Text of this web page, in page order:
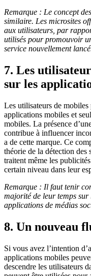
Remarque : Le concept
similaire. Les microsites
aux utilisateurs, par
utilisés pour promouvoir
service nouvellement
7. Les
sur les
Les utilisateurs de mobiles
applications mobiles et
mobiles. La présence
contribue à influencer
a de cette marque. Ce
théorie de la détection des
traitent même les
certain niveau dans leur
Remarque : Il faut tenir
majorité de leur temps sur
applications de médias
8. Un nouveau
Si vous avez l’intention
applications mobiles
descendre les utilisateurs